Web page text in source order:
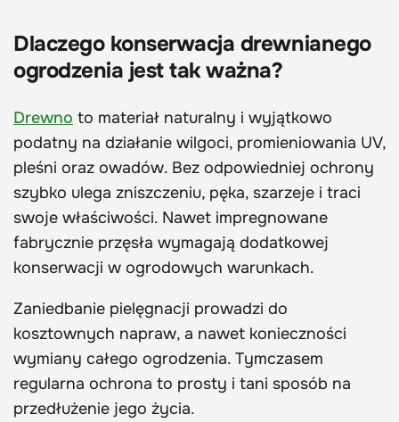
Dlaczego konserwacja drewnianego
ogrodzenia jest tak ważna?
Drewno to materiał naturalny i wyjątkowo
podatny na działanie wilgoci, promieniowania UV,
pleśni oraz owadów. Bez odpowiedniej ochrony
szybko ulega zniszczeniu, pęka, szarzeje i traci
swoje właściwości. Nawet impregnowane
fabrycznie przęsła wymagają dodatkowej
konserwacji w ogrodowych warunkach.
Zaniedbanie pielęgnacji prowadzi do
kosztownych napraw, a nawet konieczności
wymiany całego ogrodzenia. Tymczasem
regularna ochrona to prosty i tani sposób na
przedłużenie jego życia.